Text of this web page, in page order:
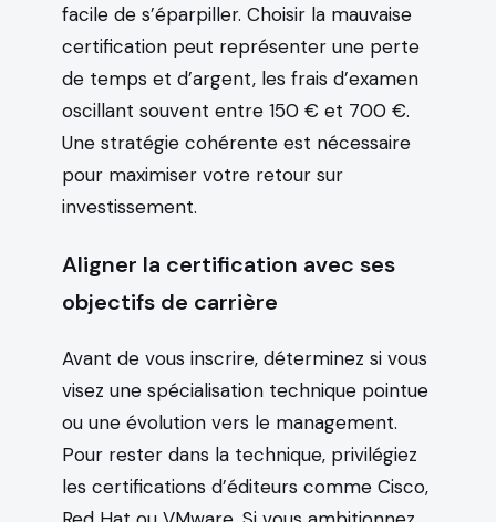
facile de s’éparpiller. Choisir la mauvaise
certification peut représenter une perte
de temps et d’argent, les frais d’examen
oscillant souvent entre 150 € et 700 €.
Une stratégie cohérente est nécessaire
pour maximiser votre retour sur
investissement.
Aligner la certification avec ses
objectifs de carrière
Avant de vous inscrire, déterminez si vous
visez une spécialisation technique pointue
ou une évolution vers le management.
Pour rester dans la technique, privilégiez
les certifications d’éditeurs comme Cisco,